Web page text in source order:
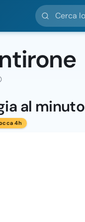
Cerca località
al minuto
4h